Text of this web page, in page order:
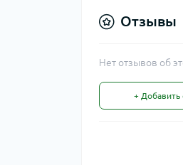
Отзывы
Нет отзывов об
+ Добавить